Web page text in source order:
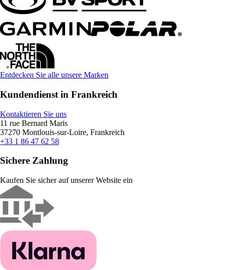
Entdecken Sie alle unsere Marken
Kundendienst in Frankreich
Kontaktieren Sie uns
11 rue Bernard Maris
37270 Montlouis-sur-Loire, Frankreich
+33 1 86 47 62 58
Sichere Zahlung
Kaufen Sie sicher auf unserer Website ein